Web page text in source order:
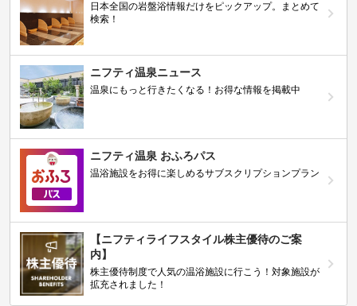
日本全国の岩盤浴情報だけをピックアップ。まとめて
検索！
ニフティ温泉ニュース
温泉にもっと行きたくなる！お得な情報を掲載中
ニフティ温泉 おふろパス
温浴施設をお得に楽しめるサブスクリプションプラン
【ニフティライフスタイル株主優待のご案
内】
株主優待制度で人気の温浴施設に行こう！対象施設が
拡充されました！